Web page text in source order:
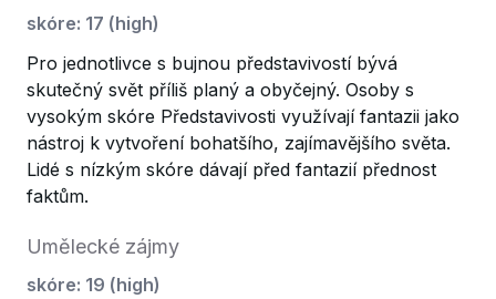
skóre: 17 (high)
Pro jednotlivce s bujnou představivostí bývá
skutečný svět příliš planý a obyčejný. Osoby s
vysokým skóre Představivosti využívají fantazii jako
nástroj k vytvoření bohatšího, zajímavějšího světa.
Lidé s nízkým skóre dávají před fantazií přednost
faktům.
Umělecké zájmy
skóre: 19 (high)